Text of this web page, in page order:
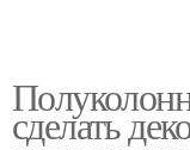
сделать